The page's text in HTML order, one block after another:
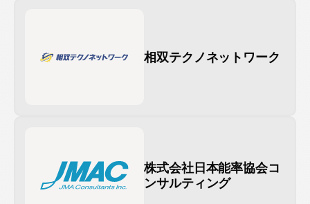
相双テクノネットワーク
株式会社日本能率協会コ
ンサルティング